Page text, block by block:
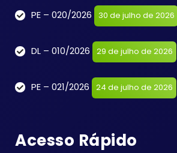
PE – 020/2026 30 de julho de 2026
DL – 010/2026 29 de julho de 2026
PE – 021/2026 24 de julho de 2026
Acesso Rápido